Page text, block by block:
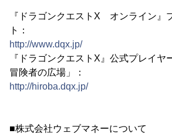
『ドラゴンクエストX オンライン』
ト：
http://www.dqx.jp/
『ドラゴンクエストX』公式プレイヤ
冒険者の広場」：
http://hiroba.dqx.jp/
■株式会社ウェブマネーについて